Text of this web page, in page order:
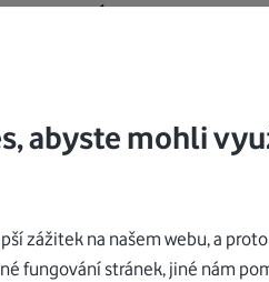
sepostaráme my.
vás
abyste mohli
zážitek na našem webu, a
fungování stránek, jiné nám